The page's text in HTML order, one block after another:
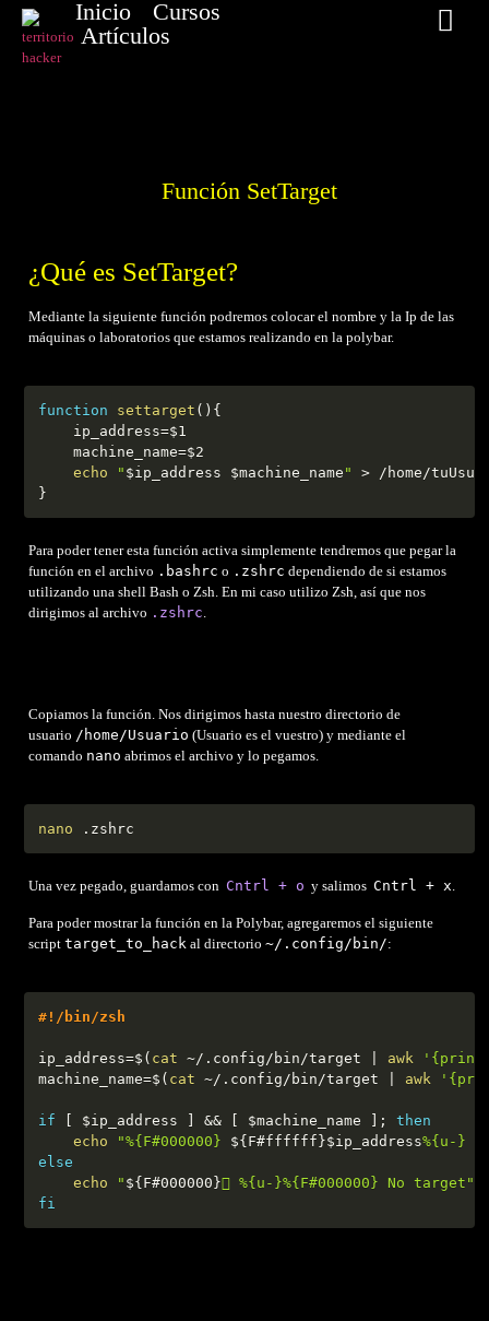
Inicio
Cursos
Artículos
Función SetTarget
¿Qué es SetTarget?
Mediante la siguiente función podremos colocar el nombre y la Ip de las
máquinas o laboratorios que estamos realizando en la polybar.
function settarget ( ) {
ip_address=$1
machine_name=$2
echo
" $ip_address $machine_name "
>
}
Para poder tener esta función activa simplemente tendremos que pegar la
función en el archivo .bashrc o .zshrc dependiendo de si estamos
utilizando una shell Bash o Zsh. En mi caso utilizo Zsh, así que nos
dirigimos al archivo .zshrc
Copiamos la función. Nos dirigimos hasta nuestro directorio de
usuario /home/Usuario (Usuario es el vuestro) y mediante el
comando nano abrimos el archivo y lo pegamos.
nano .zshrc
Una vez pegado, guardamos con Cntrl + o y salimos Cntrl + x
Para poder mostrar la función en la Polybar, agregaremos el siguiente
script target_to_hack al directorio ~/.config/bin/:
#!/bin/zsh
ip_address=$( cat ~/.config/bin/target awk
machine_name=$( cat ~/.config/bin/target awk
if [ $ip_address ] && [ $machine_name ] ;
then
echo
"%{F#000000} ${F#ffffff}$ip_address%{u-}
else
echo
" ${F#000000} %{u-}%{F#000000} No target"
fi